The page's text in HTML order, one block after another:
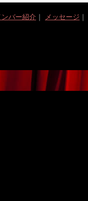
ンバー紹介 メッセージ